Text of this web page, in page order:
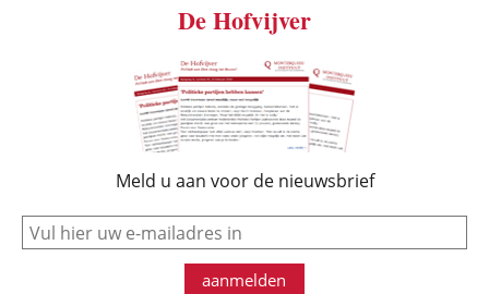
De Hofvijver
Meld u aan voor de nieuwsbrief
e-mail
aanmelden